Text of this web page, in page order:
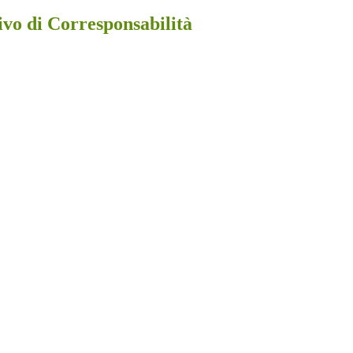
di Corresponsabilità